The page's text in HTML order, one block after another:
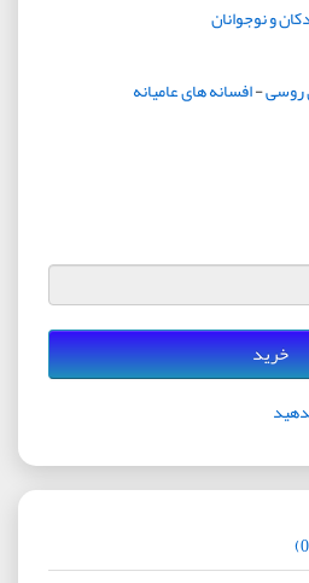
و نوجوانان
روسی-افسانه های عامیانه
خرید